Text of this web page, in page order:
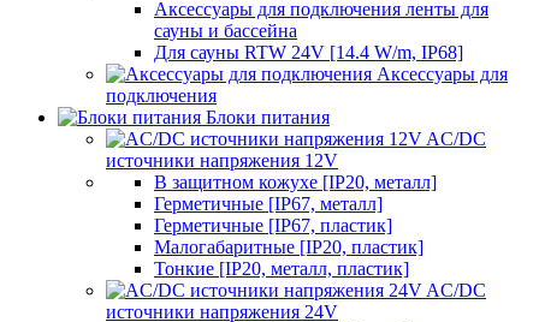
Аксессуары для подключения ленты для
сауны и бассейна
Для сауны RTW 24V [14.4 W/m, IP68]
Аксессуары для
подключения
Блоки питания
AC/DC
источники напряжения 12V
В защитном кожухе [IP20, металл]
Герметичные [IP67, металл]
Герметичные [IP67, пластик]
Малогабаритные [IP20, пластик]
Тонкие [IP20, металл, пластик]
AC/DC
источники напряжения 24V